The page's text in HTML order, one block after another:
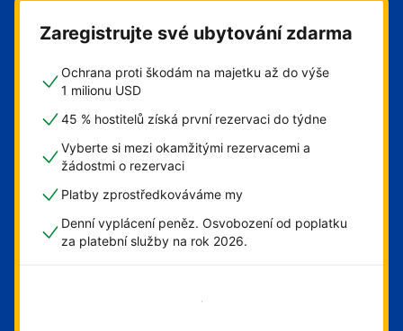
Zaregistrujte své ubytování zdarma
Ochrana proti škodám na majetku až do výše
1 milionu USD
45 % hostitelů získá první rezervaci do týdne
Vyberte si mezi okamžitými rezervacemi a
žádostmi o rezervaci
Platby zprostředkováváme my
Denní vyplácení peněz. Osvobození od poplatku
za platební služby na rok 2026.
Začít hned